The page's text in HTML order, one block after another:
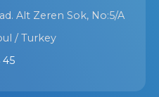
Alt Zeren Sok, No:5/A
/ Turkey
45